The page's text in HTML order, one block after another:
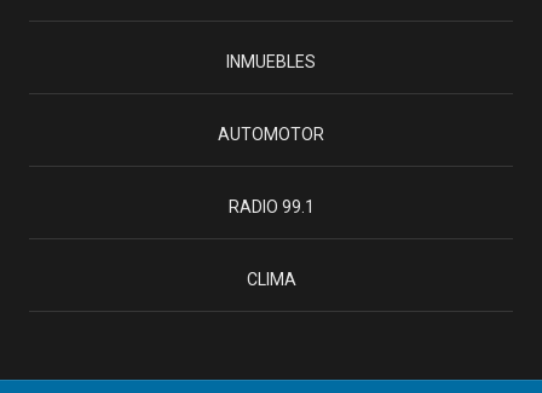
INMUEBLES
AUTOMOTOR
RADIO 99.1
CLIMA